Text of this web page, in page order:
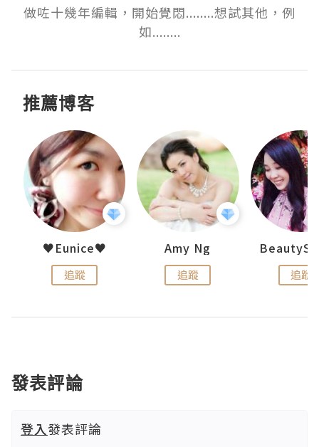
做咗十幾年編輯，開始覺悶........想試其他，例
如........
推薦博客
♥Eunice♥
追蹤
Amy Ng
追蹤 追蹤
發表評論
登入發表評論